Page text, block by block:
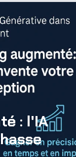
: l'IA